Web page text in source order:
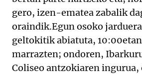
gero, izen-ematea zabalik
oraindik.Egun osoko
geltokitik abiatuta,
marrazten; ondoren,
Coliseo antzokiaren ingurua,